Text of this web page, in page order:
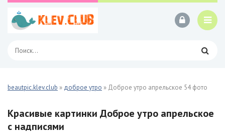
beautpic.klev.club » доброе утро » Доброе утро апрельское 54 фото
Красивые картинки Доброе утро апрельское
с надписями